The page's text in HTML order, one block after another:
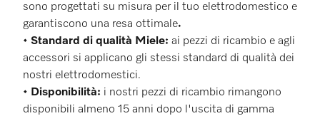
sono progettati su misura per il tuo elettrodomestico e
garantiscono una resa ottimale.
• Standard di qualità Miele: ai pezzi di ricambio e agli
accessori si applicano gli stessi standard di qualità dei
nostri elettrodomestici.
• Disponibilità: i nostri pezzi di ricambio rimangono
disponibili almeno 15 anni dopo l'uscita di gamma